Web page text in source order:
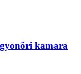
kamara